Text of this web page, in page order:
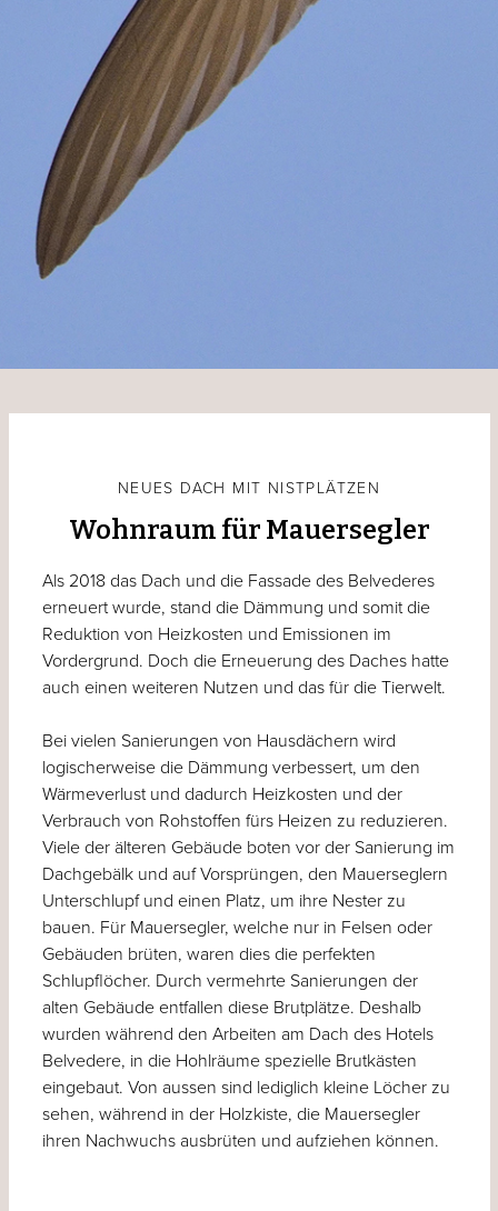
NEUES DACH MIT NISTPLÄTZEN
Wohnraum für Mauersegler
Als 2018 das Dach und die Fassade des Belvederes
erneuert wurde, stand die Dämmung und somit die
Reduktion von Heizkosten und Emissionen im
Vordergrund. Doch die Erneuerung des Daches hatte
auch einen weiteren Nutzen und das für die Tierwelt.
Bei vielen Sanierungen von Hausdächern wird
logischerweise die Dämmung verbessert, um den
Wärmeverlust und dadurch Heizkosten und der
Verbrauch von Rohstoffen fürs Heizen zu reduzieren.
Viele der älteren Gebäude boten vor der Sanierung im
Dachgebälk und auf Vorsprüngen, den Mauerseglern
Unterschlupf und einen Platz, um ihre Nester zu
bauen. Für Mauersegler, welche nur in Felsen oder
Gebäuden brüten, waren dies die perfekten
Schlupflöcher. Durch vermehrte Sanierungen der
alten Gebäude entfallen diese Brutplätze. Deshalb
wurden während den Arbeiten am Dach des Hotels
Belvedere, in die Hohlräume spezielle Brutkästen
eingebaut. Von aussen sind lediglich kleine Löcher zu
sehen, während in der Holzkiste, die Mauersegler
ihren Nachwuchs ausbrüten und aufziehen können.